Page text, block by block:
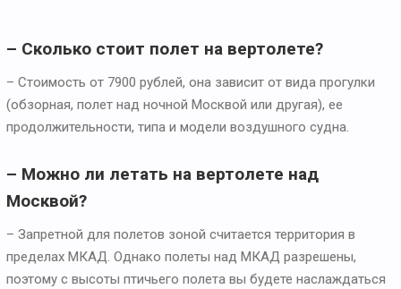
– Сколько стоит полет на вертолете?
– Стоимость от 7900 рублей, она зависит от вида прогулки
(обзорная, полет над ночной Москвой или другая), ее
продолжительности, типа и модели воздушного судна.
– Можно ли летать на вертолете над
Москвой?
– Запретной для полетов зоной считается территория в
пределах МКАД. Однако полеты над МКАД разрешены,
поэтому с высоты птичьего полета вы будете наслаждаться